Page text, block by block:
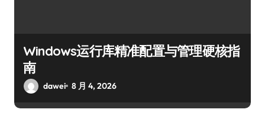
Windows运行库精准配置与管理硬核指
南
dawei 8 月 4, 2026